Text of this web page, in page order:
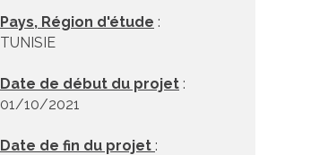
Pays, Région d'étude :
TUNISIE
Date de début du projet :
01/10/2021
Date de fin du projet :